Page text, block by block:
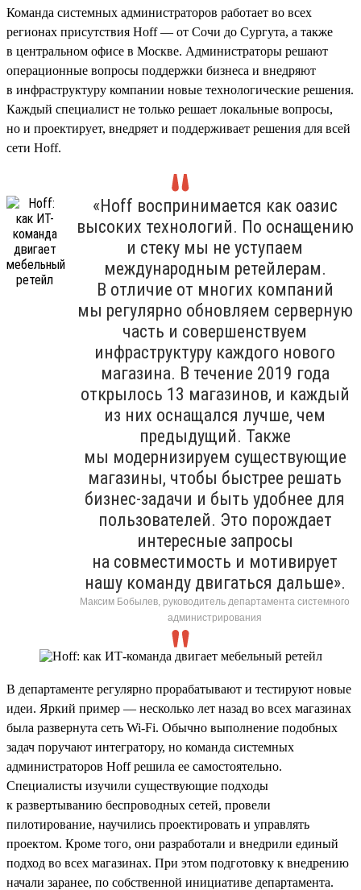
Команда системных администраторов работает во всех
регионах присутствия Hoff — от Сочи до Сургута, а также
в центральном офисе в Москве. Администраторы решают
операционные вопросы поддержки бизнеса и внедряют
в инфраструктуру компании новые технологические решения.
Каждый специалист не только решает локальные вопросы,
но и проектирует, внедряет и поддерживает решения для всей
сети Hoff.
«Hoff воспринимается как оазис
высоких технологий. По оснащению
и стеку мы не уступаем
международным ретейлерам.
В отличие от многих компаний
мы регулярно обновляем серверную
часть и совершенствуем
инфраструктуру каждого нового
магазина. В течение 2019 года
открылось 13 магазинов, и каждый
из них оснащался лучше, чем
предыдущий. Также
мы модернизируем существующие
магазины, чтобы быстрее решать
бизнес-задачи и быть удобнее для
пользователей. Это порождает
интересные запросы
на совместимость и мотивирует
нашу команду двигаться дальше».
Максим Бобылев, руководитель департамента системного
администрирования
В департаменте регулярно прорабатывают и тестируют новые
идеи. Яркий пример — несколько лет назад во всех магазинах
была развернута сеть Wi-Fi. Обычно выполнение подобных
задач поручают интегратору, но команда системных
администраторов Hoff решила ее самостоятельно.
Специалисты изучили существующие подходы
к развертыванию беспроводных сетей, провели
пилотирование, научились проектировать и управлять
проектом. Кроме того, они разработали и внедрили единый
подход во всех магазинах. При этом подготовку к внедрению
начали заранее, по собственной инициативе департамента.